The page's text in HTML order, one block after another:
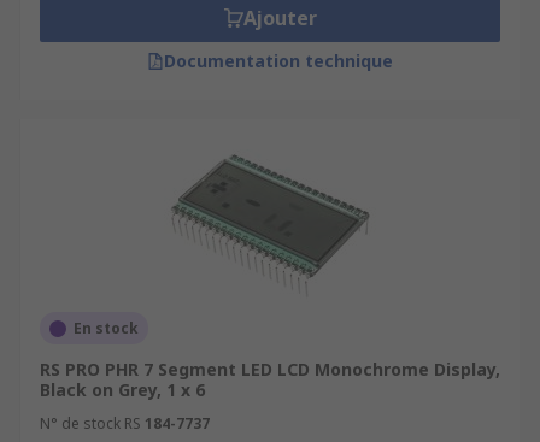
Ajouter
Documentation technique
En stock
RS PRO PHR 7 Segment LED LCD Monochrome Display,
Black on Grey, 1 x 6
N° de stock RS 184-7737